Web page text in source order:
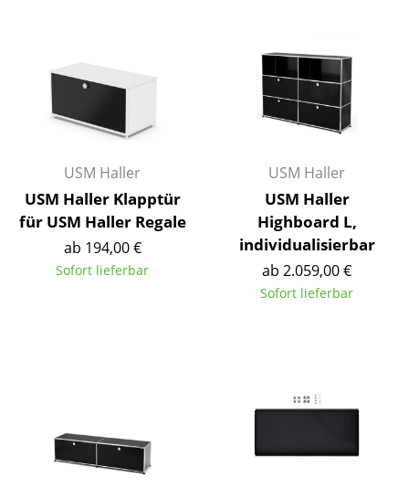
... alle Accessoires
Räume
Wohnzimmer
Esszimmer
Schlafzimmer
Stauraum
USM Haller
USM Haller Klapptür
für USM Haller Regale
ab 194,00 €
Sofort lieferbar
USM Haller
USM Haller
Highboard L,
individualisierbar
ab 2.059,00 €
Sofort lieferbar